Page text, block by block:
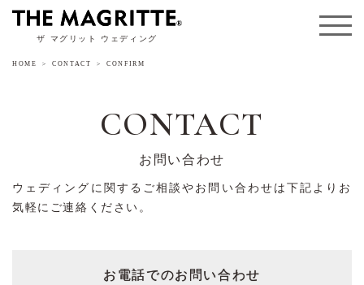
ザ マグリット ウェディング
HOME CONTACT CONFIRM
CONTACT
お問い合わせ
ウェディングに関するご相談やお問い合わせは下記よりお
気軽にご連絡ください。
お電話でのお問い合わせ